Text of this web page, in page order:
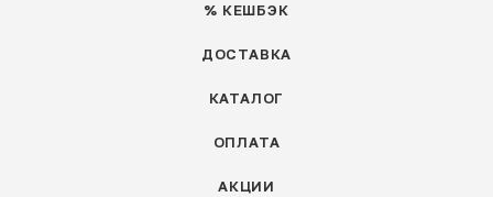
% КЕШБЭК
ДОСТАВКА
КАТАЛОГ
ОПЛАТА
АКЦИИ